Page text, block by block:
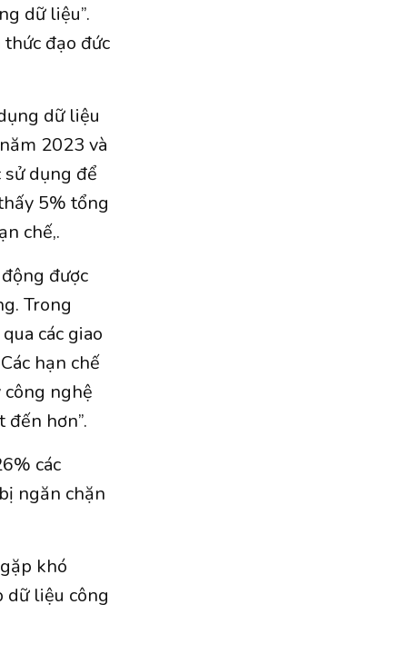
dữ liệu”.
đạo đức
dữ liệu
2023 và
dụng để
5% tổng
chế,.
được
Trong
các giao
hạn chế
nghệ
đến hơn”.
các
ngăn chặn
khó
dữ liệu công